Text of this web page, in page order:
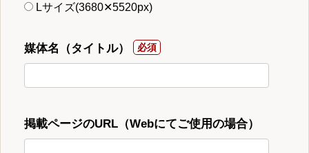
Lサイズ(3680✕5520px)
媒体名（タイトル）
掲載ページのURL（Webにてご使用の場合）